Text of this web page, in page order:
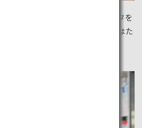
たくなっても大丈夫！新鮮なネタを
に楽しめる寿司バーが、日本にはた